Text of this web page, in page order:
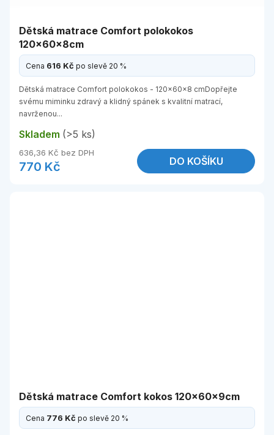
Dětská matrace Comfort polokokos
120x60x8cm
Cena 616 Kč po slevě 20 %
Skladem (>5 ks)
636,36 Kč bez DPH
770 Kč DO KOŠÍKU
Dětská matrace Comfort polokokos - 120x60x8 cmDopřejte
svému miminku zdravý a klidný spánek s kvalitní matrací,
navrženou...
Dětská matrace Comfort kokos 120x60x9cm
Cena 776 Kč po slevě 20 %